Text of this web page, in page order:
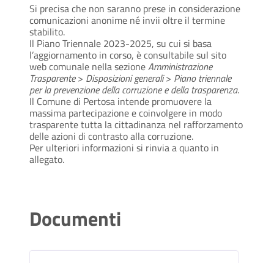
Si precisa che non saranno prese in considerazione
comunicazioni anonime né invii oltre il termine
stabilito.
Il Piano Triennale 2023-2025, su cui si basa
l’aggiornamento in corso, è consultabile sul sito
web comunale nella sezioneAmministrazione
Trasparente> Disposizioni generali> Piano triennale
per la prevenzione della corruzione e della trasparenza.
Il Comune di Pertosa intende promuovere la
massima partecipazione e coinvolgere in modo
trasparente tutta la cittadinanza nel rafforzamento
delle azioni di contrasto alla corruzione.
Per ulteriori informazioni si rinvia a quanto in
allegato.
Documenti